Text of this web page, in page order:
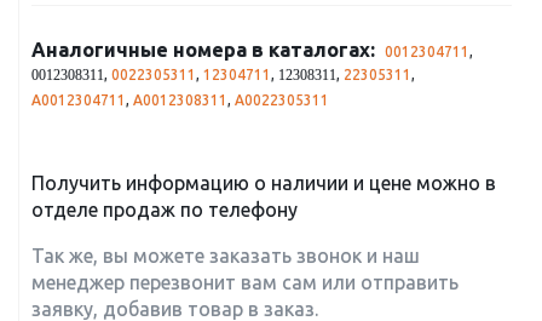
Аналогичные номера в каталогах: 0012304711 ,
0012308311, 0022305311 , 12304711 , 12308311, 22305311 ,
A0012304711 , A0012308311 , A0022305311
Получить информацию о наличии и цене можно в
отделе продаж по телефону
Так же, вы можете заказать звонок и наш
менеджер перезвонит вам сам или отправить
заявку, добавив товар в заказ.